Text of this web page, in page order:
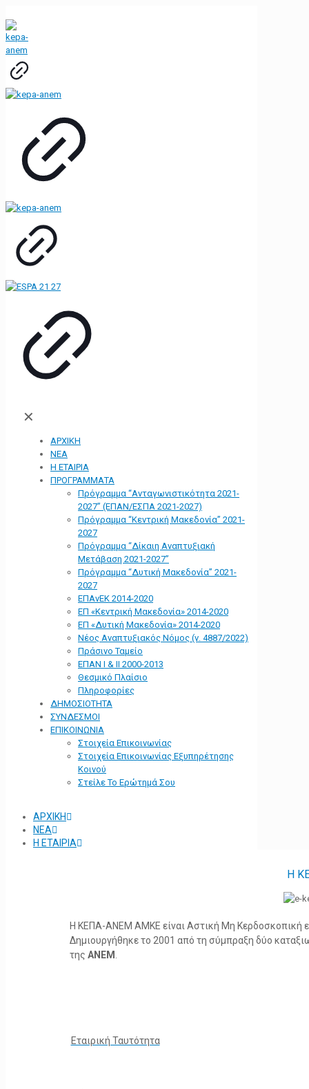
✕
ΑΡΧΙΚΗ
ΝΕΑ
Η ΕΤΑΙΡΙΑ
ΠΡΟΓΡΑΜΜΑΤΑ
Πρόγραμμα “Ανταγωνιστικότητα 2021-
2027” (ΕΠΑΝ/ΕΣΠΑ 2021-2027)
Πρόγραμμα “Κεντρική Μακεδονία” 2021-
2027
Πρόγραμμα “Δίκαιη Αναπτυξιακή
Μετάβαση 2021-2027”
Πρόγραμμα “Δυτική Μακεδονία” 2021-
2027
ΕΠΑνΕΚ 2014-2020
ΕΠ «Kεντρική Μακεδονία» 2014-2020
ΕΠ «Δυτική Μακεδονία» 2014-2020
Νέος Αναπτυξιακός Νόμος (ν. 4887/2022)
Πράσινο Ταμείο
ΕΠΑΝ Ι & ΙΙ 2000-2013
Θεσμικό Πλαίσιο
Πληροφορίες
ΔΗΜΟΣΙΟΤΗΤΑ
ΣΥΝΔΕΣΜΟΙ
ΕΠΙΚΟΙΝΩΝΙΑ
Στοιχεία Επικοινωνίας
Στοιχεία Επικοινωνίας Εξυπηρέτησης
Κοινού
Στείλε Το Ερώτημά Σου
ΑΡΧΙΚΗ
ΝΕΑ
Η ΕΤΑΙΡΙΑ
Η
Η ΚΕΠΑ-ΑΝΕΜ ΑΜΚΕ είναι Αστική Μη Κερδοσκοπική
Δημιουργήθηκε το 2001 από τη σύμπραξη δύο
της ΑΝΕΜ
Εταιρική Ταυτότητα